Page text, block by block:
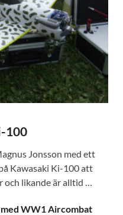
100
Jonsson med ett
Kawasaki Ki-100 att
och likande är alltid …
med WW1 Aircombat